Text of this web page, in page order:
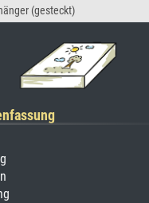
(gesteckt)